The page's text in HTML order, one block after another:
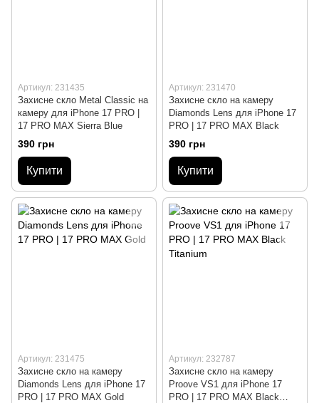
Артикул: 231435
Захисне скло Metal Classic на
камеру для iPhone 17 PRO |
17 PRO MAX Sierra Blue
390 грн
Купити
Артикул: 231470
Захисне скло на камеру
Diamonds Lens для iPhone 17
PRO | 17 PRO MAX Black
390 грн
Купити
Артикул: 231475
Захисне скло на камеру
Diamonds Lens для iPhone 17
PRO | 17 PRO MAX Gold
Артикул: 232787
Захисне скло на камеру
Proove VS1 для iPhone 17
PRO | 17 PRO MAX Black